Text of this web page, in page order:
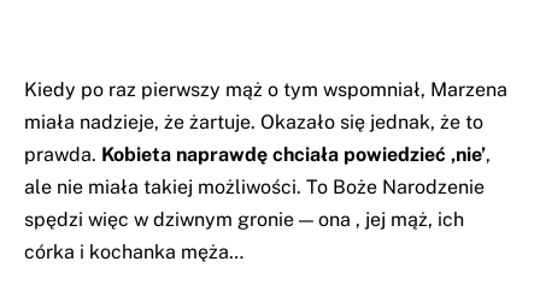
Kiedy po raz pierwszy mąż o tym wspomniał, Marzena
miała nadzieje, że żartuje. Okazało się jednak, że to
prawda. Kobieta naprawdę chciała powiedzieć ‚nie’,
ale nie miała takiej możliwości. To Boże Narodzenie
spędzi więc w dziwnym gronie — ona , jej mąż, ich
córka i kochanka męża…